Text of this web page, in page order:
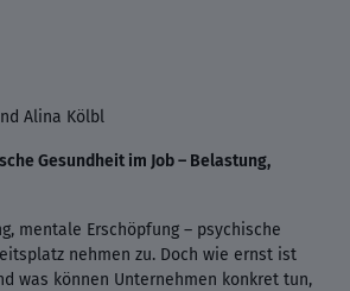
Alina Kölbl
Gesundheit im Job – Belastung,
mentale Erschöpfung – psychische
nehmen zu. Doch wie ernst ist
was können Unternehmen konkret tun,